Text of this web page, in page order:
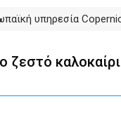
υπηρεσία
ζεστό